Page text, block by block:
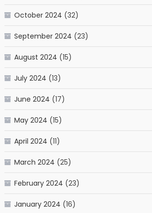
October 2024 (32)
September 2024 (23)
August 2024 (15)
July 2024 (13)
June 2024 (17)
May 2024 (15)
April 2024 (11)
March 2024 (25)
February 2024 (23)
January 2024 (16)